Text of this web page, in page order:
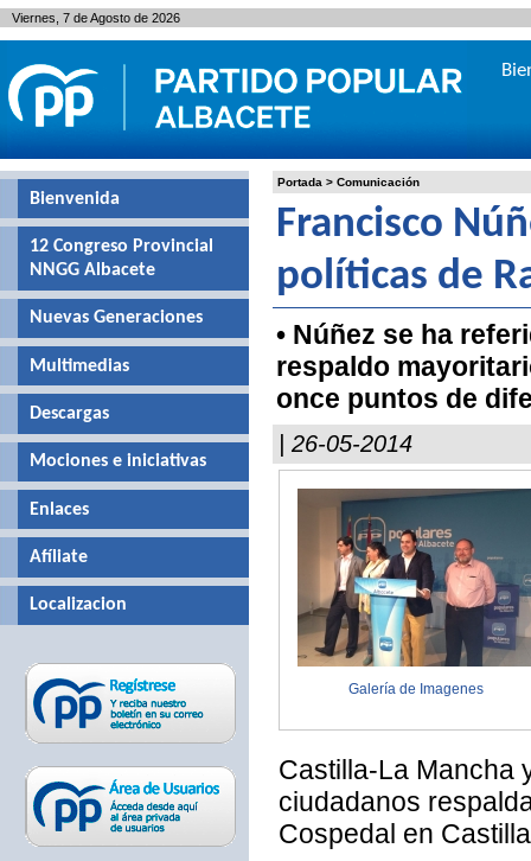
Portada > Comunicación
Francisco
políticas de
• Núñez se ha
respaldo
once puntos de
| 26-05-2014
Galería de Imagenes
Castilla-La Mancha
ciudadanos
Cospedal en
Bienvenida
12 Congreso Provincial
NNGG Albacete
Nuevas Generaciones
Multimedias
Descargas
Mociones e iniciativas
Enlaces
Afíliate
Localizacion
Viernes, 7 de Agosto de 2026